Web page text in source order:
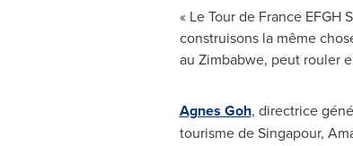
« Le Tour de France
construisons la même
au Zimbabwe, peut rouler
Agnes Goh, directrice
tourisme de Singapour,